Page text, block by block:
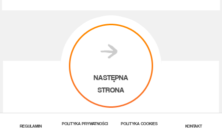
NASTĘPNA
STRONA
REGULAMIN POLITYKA PRYWATNOŚCI POLITYKA COOKIES KONTAKT